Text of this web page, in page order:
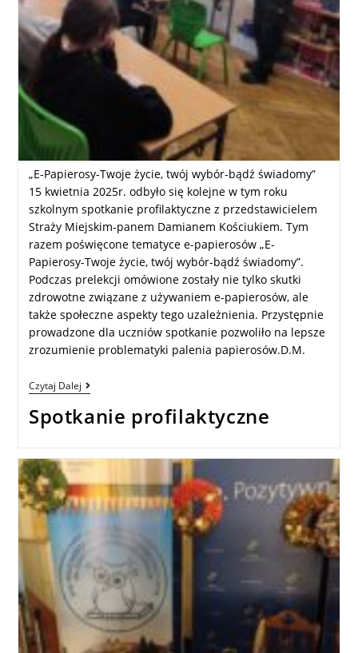
„E-Papierosy-Twoje życie, twój wybór-bądź świadomy”
15 kwietnia 2025r. odbyło się kolejne w tym roku
szkolnym spotkanie profilaktyczne z przedstawicielem
Straży Miejskim-panem Damianem Kościukiem. Tym
razem poświęcone tematyce e-papierosów „E-
Papierosy-Twoje życie, twój wybór-bądź świadomy”.
Podczas prelekcji omówione zostały nie tylko skutki
zdrowotne związane z używaniem e-papierosów, ale
także społeczne aspekty tego uzależnienia. Przystępnie
prowadzone dla uczniów spotkanie pozwoliło na lepsze
zrozumienie problematyki palenia papierosów.D.M.
Czytaj Dalej
Spotkanie profilaktyczne